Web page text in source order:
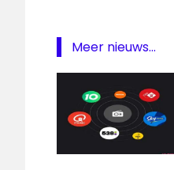
6
Soul
Zwarte
Meer nieuws...